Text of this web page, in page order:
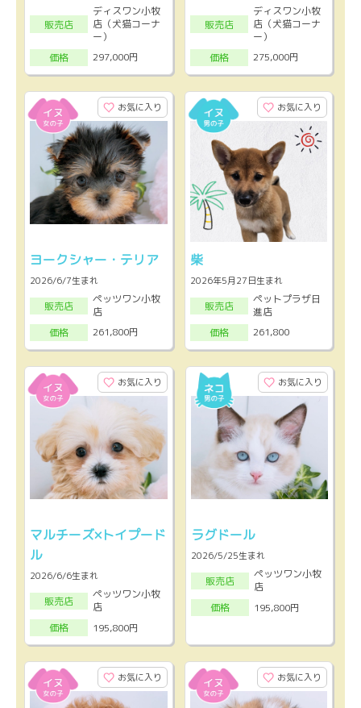
販売店
ディスワン小牧
店（犬猫コーナ
ー）
価格
297,000円
販売店
ディスワン小牧
店（犬猫コーナ
ー）
価格
275,000円
お気に入り
ヨークシャー・テリア
2026/6/7生まれ
販売店
ペッツワン小牧
店
価格
261,800円
お気に入り
柴
2026年5月27日生まれ
販売店
ペットプラザ日
進店
価格
261,800
お気に入り
マルチーズ×トイプード
ル
2026/6/6生まれ
販売店
ペッツワン小牧
店
価格
195,800円
お気に入り
ラグドール
2026/5/25生まれ
販売店
ペッツワン小牧
店
価格
195,800円
お気に入り お気に入り